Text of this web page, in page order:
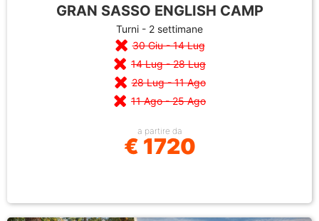
GRAN SASSO ENGLISH CAMP
Turni - 2 settimane
30 Giu - 14 Lug
14 Lug - 28 Lug
28 Lug - 11 Ago
11 Ago - 25 Ago
a partire da
€ 1720